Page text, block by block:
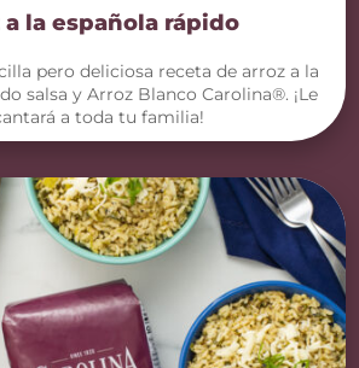
a la española rápido
pero deliciosa receta de arroz a la
salsa y Arroz Blanco Carolina®. ¡Le
a toda tu familia!